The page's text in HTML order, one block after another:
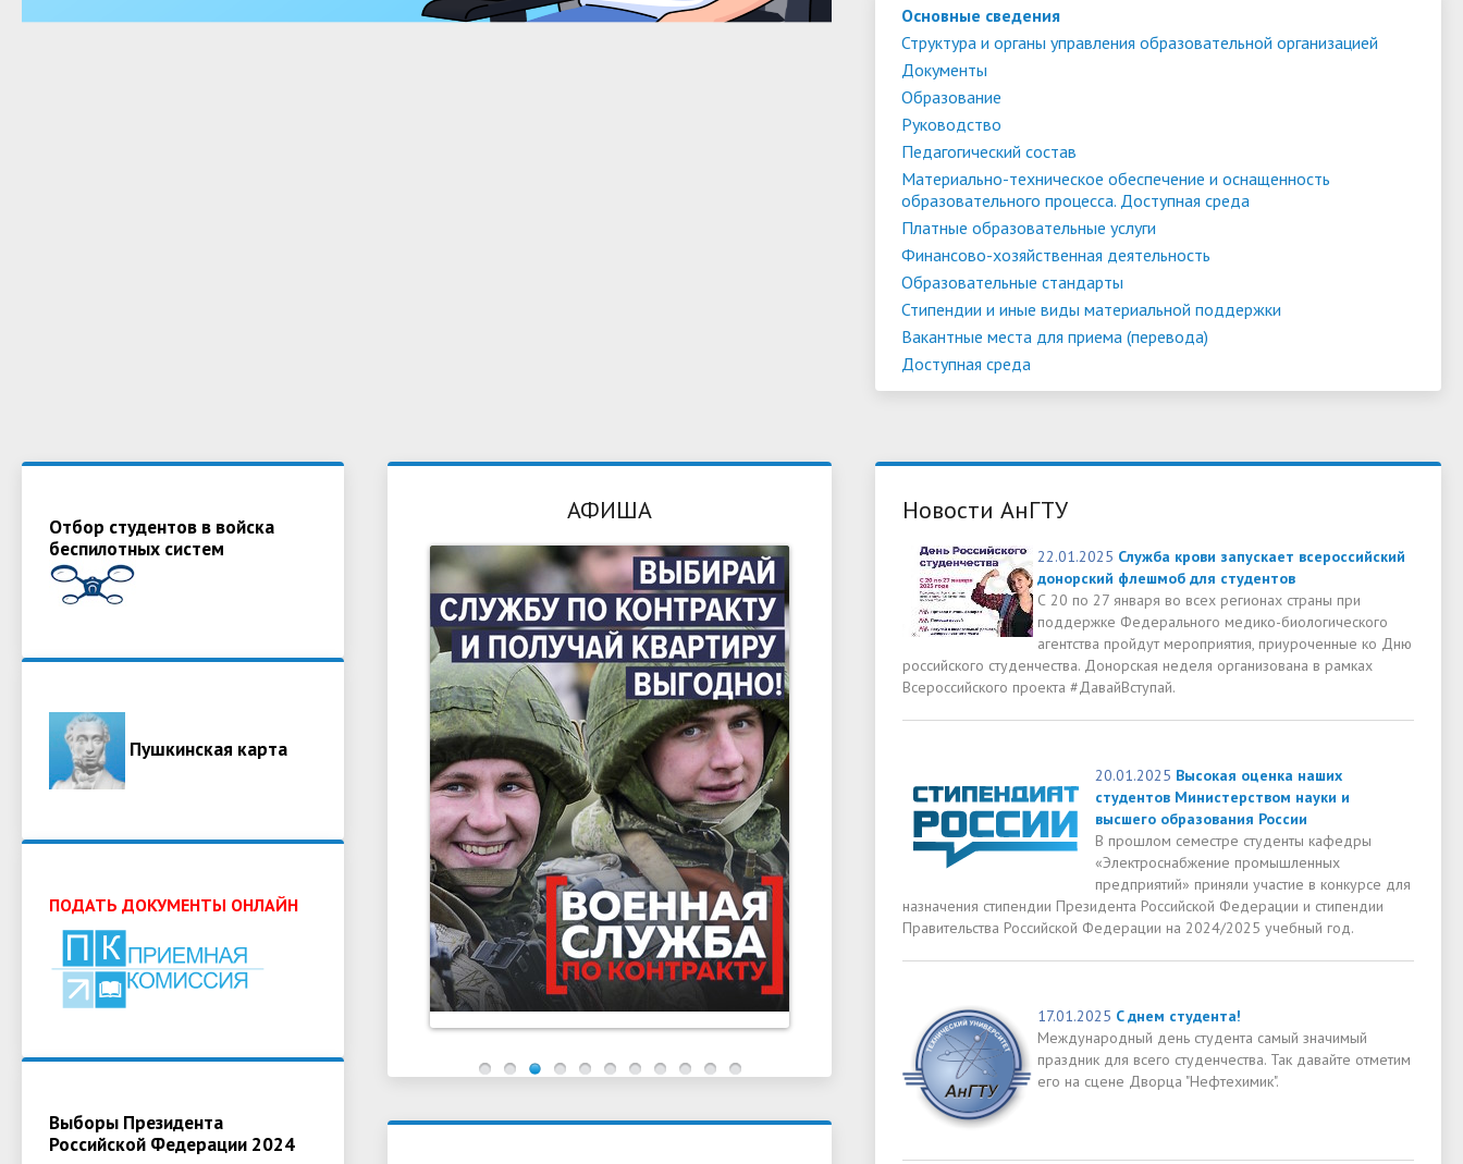
Основные сведения
Структура и органы управления образовательной организацией
Документы
Образование
Руководство
Педагогический состав
Материально-техническое обеспечение и оснащенность
образовательного процесса. Доступная среда
Платные образовательные услуги
Финансово-хозяйственная деятельность
Образовательные стандарты
Стипендии и иные виды материальной поддержки
Вакантные места для приема (перевода)
Доступная среда
Отбор студентов в войска
беспилотных систем
Пушкинская карта
ПОДАТЬ ДОКУМЕНТЫ ОНЛАЙН
Выборы Президента
Российской Федерации 2024
АФИША Новости АнГТУ
22.01.2025 Служба крови запускает всероссийский
донорский флешмоб для студентов
С 20 по 27 января во всех регионах страны при
поддержке Федерального медико-биологического
агентства пройдут мероприятия, приуроченные ко Дню
российского студенчества. Донорская неделя организована в рамках
Всероссийского проекта #ДавайВступай.
20.01.2025 Высокая оценка наших
студентов Министерством науки и
высшего образования России
В прошлом семестре студенты кафедры
«Электроснабжение промышленных
предприятий» приняли участие в конкурсе для
назначения стипендии Президента Российской Федерации и стипендии
Правительства Российской Федерации на 2024/2025 учебный год.
17.01.2025 C днем студента!
Международный день студента самый значимый
праздник для всего студенчества. Так давайте отметим
его на сцене Дворца "Нефтехимик".